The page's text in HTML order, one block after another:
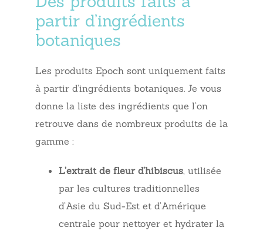
partir d’ingrédients
botaniques
Les produits Epoch sont uniquement faits
à partir d’ingrédients botaniques. Je vous
donne la liste des ingrédients que l’on
retrouve dans de nombreux produits de la
gamme :
L’extrait de fleur d’hibiscus, utilisée
par les cultures traditionnelles
d’Asie du Sud-Est et d’Amérique
centrale pour nettoyer et hydrater la